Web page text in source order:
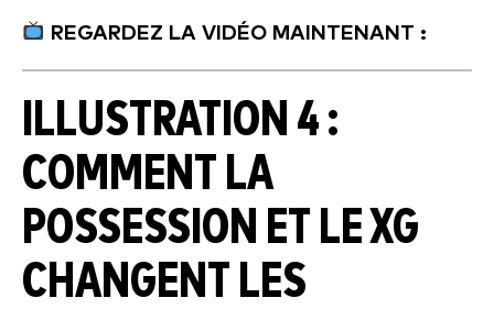
REGARDEZ LA VIDÉO MAINTENANT :
ILLUSTRATION 4 :
COMMENT LA
POSSESSION ET LE XG
CHANGENT LES